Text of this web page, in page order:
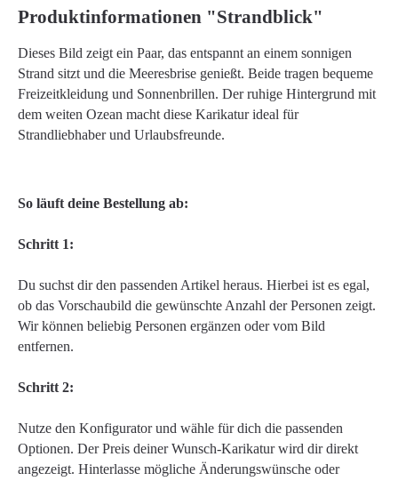
Produktinformationen "Strandblick"
Dieses Bild zeigt ein Paar, das entspannt an einem sonnigen
Strand sitzt und die Meeresbrise genießt. Beide tragen bequeme
Freizeitkleidung und Sonnenbrillen. Der ruhige Hintergrund mit
dem weiten Ozean macht diese Karikatur ideal für
Strandliebhaber und Urlaubsfreunde.
So läuft deine Bestellung ab:
Schritt 1:
Du suchst dir den passenden Artikel heraus. Hierbei ist es egal,
ob das Vorschaubild die gewünschte Anzahl der Personen zeigt.
Wir können beliebig Personen ergänzen oder vom Bild
entfernen.
Schritt 2:
Nutze den Konfigurator und wähle für dich die passenden
Optionen. Der Preis deiner Wunsch-Karikatur wird dir direkt
angezeigt. Hinterlasse mögliche Änderungswünsche oder